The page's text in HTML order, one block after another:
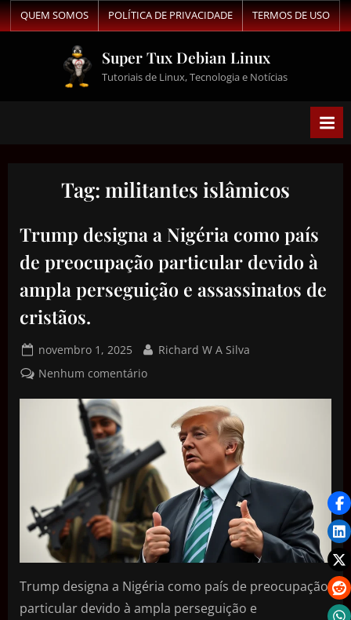
QUEM SOMOS POLÍTICA DE PRIVACIDADE TERMOS DE USO
Super Tux Debian Linux
Tutoriais de Linux, Tecnologia e Notícias
Tag: militantes islâmicos
Trump designa a Nigéria como país
de preocupação particular devido à
ampla perseguição e assassinatos de
cristãos.
novembro 1, 2025
Richard W A Silva
Nenhum comentário
Trump designa a Nigéria como país de preocupação
particular devido à ampla perseguição e